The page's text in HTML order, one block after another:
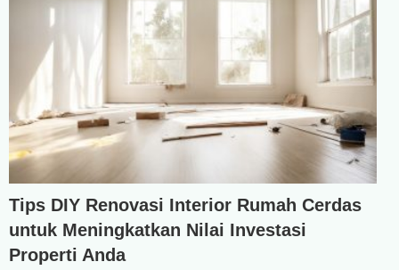
Tips DIY Renovasi Interior Rumah Cerdas
untuk Meningkatkan Nilai Investasi
Properti Anda